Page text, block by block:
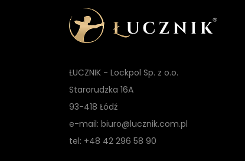
ŁUCZNIK - Lockpol Sp. z o.o.
Starorudzka 16A
93-418 Łódź
e-mail: biuro@lucznik.com.pl
tel: +48 42 296 58 90